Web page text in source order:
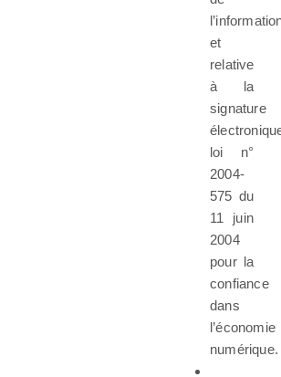
et
relative
à la
signature
loi n°
2004-
575 du
11 juin
2004
pour la
confiance
dans
l’économie
numérique.